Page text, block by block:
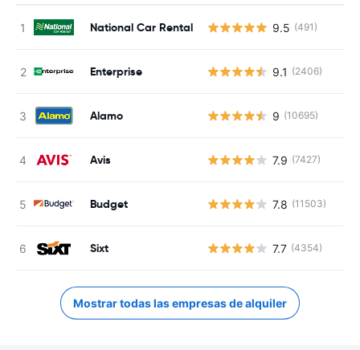
National Car Rental 9.5 (491)
Enterprise 9.1 (2406)
Alamo 9 (10695)
Avis 7.9 (7427)
Budget 7.8 (11503)
Sixt 7.7 (4354)
Mostrar todas las empresas de alquiler